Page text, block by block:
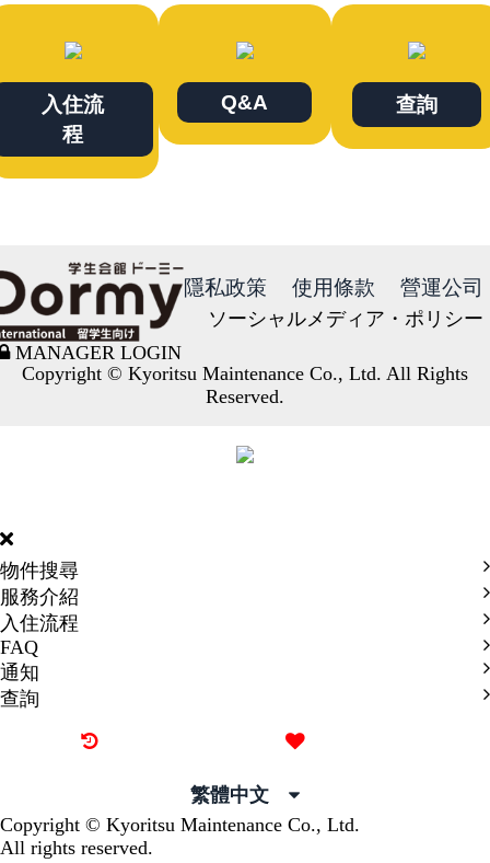
入住流
程
Q&A 查詢
MANAGER LOGIN
隱私政策 使用條款 營運公司
ソーシャルメディア・ポリシー
Copyright © Kyoritsu Maintenance Co., Ltd. All Rights
Reserved.
物件搜尋
服務介紹
入住流程
FAQ
通知
查詢
繁體中文
Copyright © Kyoritsu Maintenance Co., Ltd.
All rights reserved.